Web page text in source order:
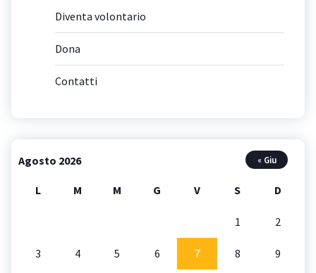
Diventa volontario
Dona
Contatti
Agosto 2026
L M M G V S D
1 2
3 4 5 6 7 8 9
« Giu